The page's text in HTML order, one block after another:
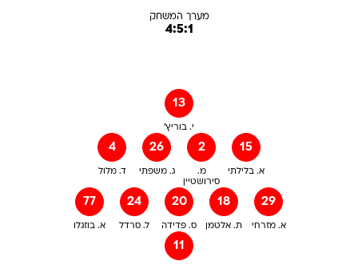
מערך המשחק
4:5:1
13
י. בוריץ'
4
ד. מלול
26
ג. משפתי
2
מ.
סירושטיין
15
א. בלילתי
77
א. בוזגלו
24
ל. סרדל
20
ס. פדידה
18
ת. אלטמן
29
א. מזרחי
11